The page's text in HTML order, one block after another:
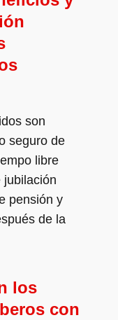
son
seguro de
libre
jubilación
pensión y
de la
los
con